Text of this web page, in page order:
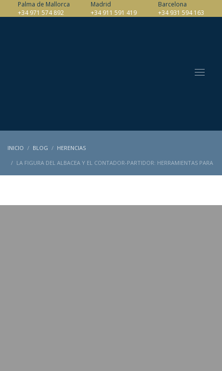
Palma de Mallorca
+34 971 574 892
Madrid
+34 911 591 419
Barcelona
+34 931 594 163
INICIO BLOG
HERENCIAS
LA FIGURA DEL ALBACEA Y EL CONTADOR-PARTIDOR: HERRAMIENTAS PARA
LA GOBERNANZA DE HERENCIAS COMPLEJAS